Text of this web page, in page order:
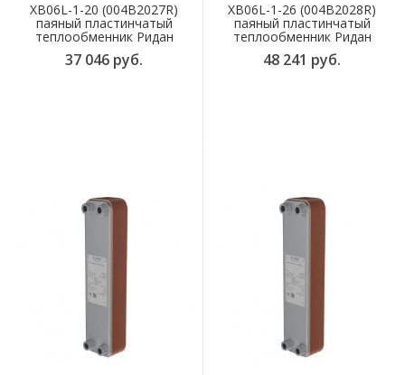
XB06L-1-20 (004B2027R)
паяный пластинчатый
теплообменник Ридан
37 046 руб.
XB06L-1-26 (004B2028R)
паяный пластинчатый
теплообменник Ридан
48 241 руб.